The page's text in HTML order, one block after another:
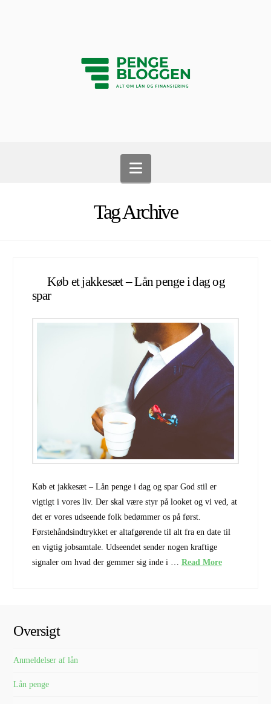
Navigation
Tag Archive
Køb et jakkesæt – Lån penge i dag og
spar
Køb et jakkesæt – Lån penge i dag og spar God stil er
vigtigt i vores liv. Der skal være styr på looket og vi ved, at
det er vores udseende folk bedømmer os på først.
Førstehåndsindtrykket er altafgørende til alt fra en date til
en vigtig jobsamtale. Udseendet sender nogen kraftige
signaler om hvad der gemmer sig inde i … Read More
Oversigt
Anmeldelser af lån
Lån penge